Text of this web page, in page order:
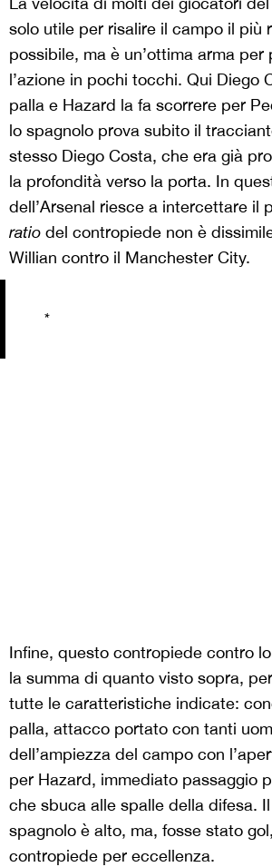
solo utile per risalire il campo il più
possibile, ma è un’ottima arma
l’azione in pochi tocchi. Qui Diego
palla e Hazard la fa scorrere per
lo spagnolo prova subito il
stesso Diego Costa, che era già
la profondità verso la porta. In
dell’Arsenal riesce a intercettare il
ratio del contropiede non è
Willian contro il Manchester City.
*
Infine, questo contropiede contro
la summa di quanto visto sopra,
tutte le caratteristiche indicate:
palla, attacco portato con tanti
dell’ampiezza del campo con
per Hazard, immediato passaggio
che sbuca alle spalle della difesa.
spagnolo è alto, ma, fosse stato
contropiede per eccellenza.